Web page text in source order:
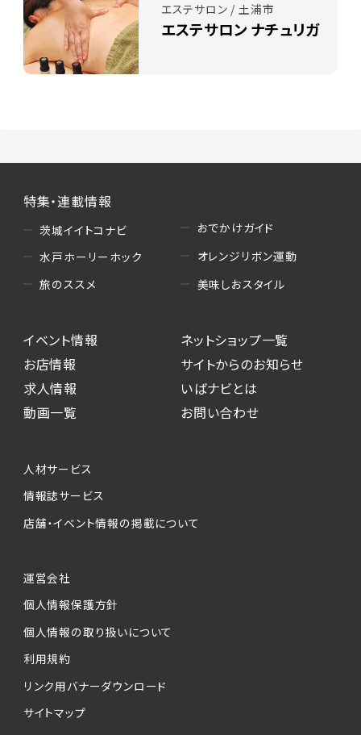
エステサロン / 土浦市
エステサロン ナチュリガ
特集・連載情報
茨城イイトコナビ
水戸ホーリーホック
旅のススメ
おでかけガイド
オレンジリボン運動
美味しおスタイル
イベント情報
お店情報
求人情報
動画一覧
ネットショップ一覧
サイトからのお知らせ
いばナビとは
お問い合わせ
人材サービス
情報誌サービス
店舗・イベント情報の掲載について
運営会社
個人情報保護方針
個人情報の取り扱いについて
利用規約
リンク用バナーダウンロード
サイトマップ